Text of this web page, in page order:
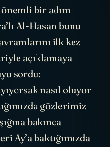
bir adım
Al-Hasan bunu
ilk kez
açıklamaya
sordu:
nasıl oluyor
gözlerimiz
bakınca
Ay’a baktığımızda